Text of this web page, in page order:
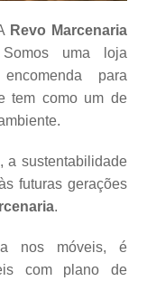
Revo Marcenaria
uma loja
para
tem como um de
a sustentabilidade
futuras gerações
.
nos móveis, é
com plano de